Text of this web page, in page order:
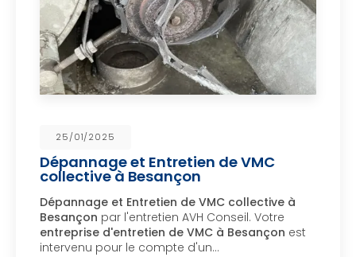
25/01/2025
et Entretien de VMC
à Besançon
et Entretien de VMC collective à
par l'entretien AVH Conseil. Votre
d'entretien de VMC à Besançonest
pour le compte d'un…